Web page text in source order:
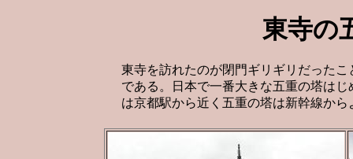
東寺の
東寺を訪れたのが閉門ギリギリだった
である。日本で一番大きな五重の塔は
は京都駅から近く五重の塔は新幹線から